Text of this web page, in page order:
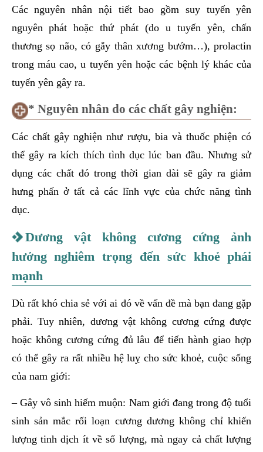
Các nguyên nhân nội tiết bao gồm suy tuyến yên
nguyên phát hoặc thứ phát (do u tuyến yên, chấn
thương sọ não, có gẫy thân xương bướm…), prolactin
trong máu cao, u tuyến yên hoặc các bệnh lý khác của
tuyến yên gây ra.
* Nguyên nhân do các chất gây nghiện:
Các chất gây nghiện như rượu, bia và thuốc phiện có
thể gây ra kích thích tình dục lúc ban đầu. Nhưng sử
dụng các chất đó trong thời gian dài sẽ gây ra giảm
hưng phấn ở tất cả các lĩnh vực của chức năng tình
dục.
Dương vật không cương cứng ảnh
hưởng nghiêm trọng đến sức khoẻ phái
mạnh
Dù rất khó chia sẻ với ai đó về vấn đề mà bạn đang gặp
phải. Tuy nhiên, dương vật không cương cứng được
hoặc không cương cứng đủ lâu để tiến hành giao hợp
có thể gây ra rất nhiều hệ luỵ cho sức khoẻ, cuộc sống
của nam giới:
– Gây vô sinh hiếm muộn: Nam giới đang trong độ tuổi
sinh sản mắc rối loạn cương dương không chỉ khiến
lượng tinh dịch ít về số lượng, mà ngay cả chất lượng